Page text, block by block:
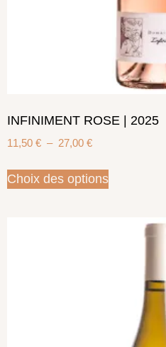
INFINIMENT ROSE | 2025
11,50 € – 27,00 €
Choix des options